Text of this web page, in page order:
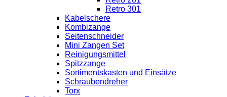
Retro 301
Kabelschere
Kombizange
Seitenschneider
Mini Zangen Set
Reinigungsmittel
Spitzzange
Sortimentskasten und Einsätze
Schraubendreher
Torx